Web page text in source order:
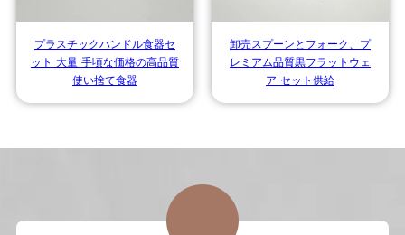
プラスチックハンドル食器セ
ット 大量 手頃な価格の高品質
使い捨て食器
卸売スプーンとフォーク、プ
レミアム品質黒フラットウェ
ア セット供給